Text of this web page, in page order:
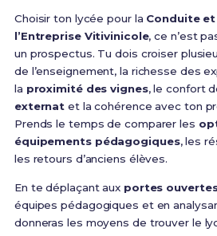
Choisir ton lycée pour la Conduite
l’Entreprise Vitivinicole, ce n’est
un prospectus. Tu dois croiser
de l’enseignement, la richesse des
la proximité des vignes, le confort
externat et la cohérence avec ton
Prends le temps de comparer les
équipements pédagogiques, les
les retours d’anciens élèves.
En te déplaçant aux portes
équipes pédagogiques et en
donneras les moyens de trouver le